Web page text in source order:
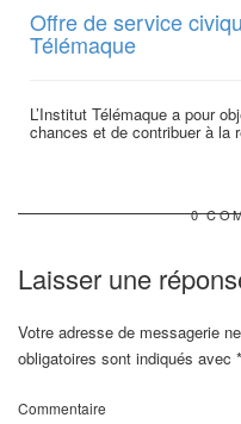
Offre de service
Télémaque
L’Institut Télémaque a pour
chances et de contribuer à la
0
Laisser une
Votre adresse de messagerie
obligatoires sont indiqués avec *
Commentaire